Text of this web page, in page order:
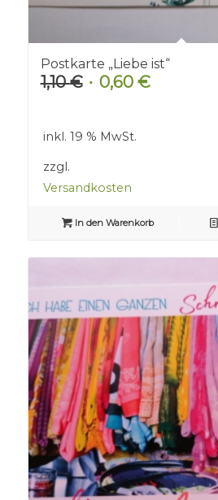
Postkarte „Liebe ist“
1,10€ Ursprünglicher
1,10 €
0,60 €Aktueller
inkl. 19 % MwSt.
zzgl.
Versandkosten
In den Warenkorb